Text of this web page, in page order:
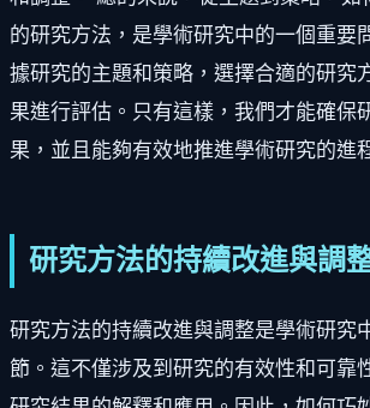
的研究方法，是學術研究中的一個重要
據研究的主題和策略，選擇合適的研究
果進行評估。只有這樣，我們才能確保
果，並且能夠有效地推進學術研究的進
研究方法的持續改進與調
研究方法的持續改進與調整是學術研究
節。這不僅涉及到研究的有效性和可靠